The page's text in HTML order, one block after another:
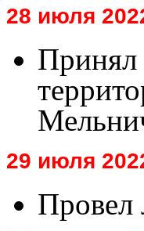
28 июля
29 июля
Провел